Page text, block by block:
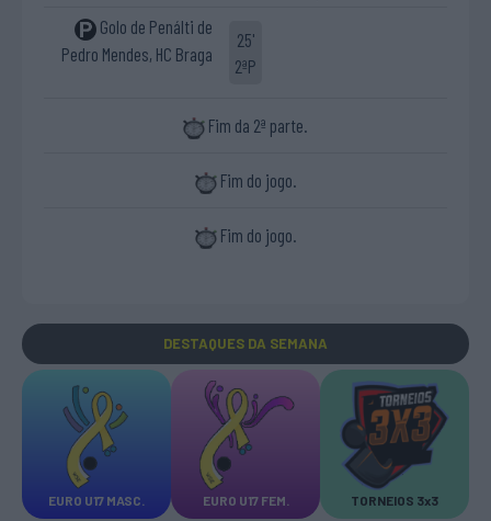
Golo de Penálti de
Pedro Mendes, HC Braga
25'
2ªP
Fim da 2ª parte.
Fim do jogo.
Fim do jogo.
DESTAQUES DA SEMANA
EURO U17 MASC. EURO U17 FEM. TORNEIOS 3x3